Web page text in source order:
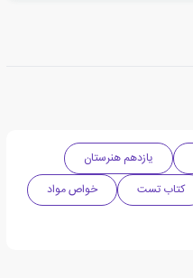
یازدهم هنرستان
کتاب تست
خواص مواد